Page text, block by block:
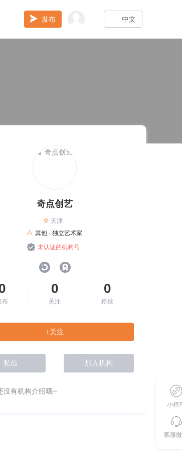
发布 中文
奇点创艺
天津
其他 · 独立艺术家
未认证的机构号
布
0
关注
0
粉丝
+关注
私信 加入机构
没有机构介绍哦~
小程
客服